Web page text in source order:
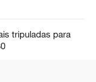
tripuladas para